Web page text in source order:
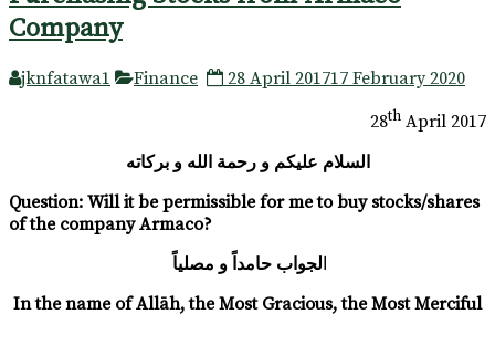
Company
jknfatawa1 Finance 28 April 201717 February 2020
28th April 2017
السلام عليكم و رحمة الله و بركاته
Question: Will it be permissible for me to buy stocks/shares
of the company Armaco?
الجواب حامداً و مصلياً
In the name of Allāh, the Most Gracious, the Most Merciful